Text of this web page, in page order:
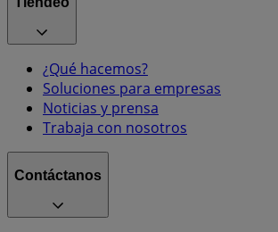
¿Qué hacemos?
Soluciones para empresas
Noticias y prensa
Trabaja con nosotros
Contáctanos